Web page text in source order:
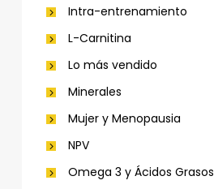
Intra-entrenamiento
L-Carnitina
Lo más vendido
Minerales
Mujer y Menopausia
NPV
Omega 3 y Ácidos Grasos